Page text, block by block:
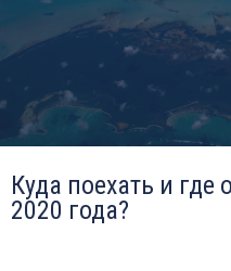
Куда поехать и где
2020 года?